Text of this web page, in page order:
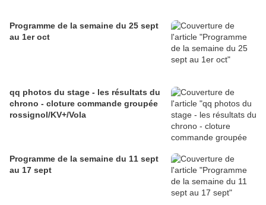
Programme de la semaine du 25 sept
au 1er oct
qq photos du stage - les résultats du
chrono - cloture commande groupée
rossignol/KV+/Vola
Programme de la semaine du 11 sept
au 17 sept